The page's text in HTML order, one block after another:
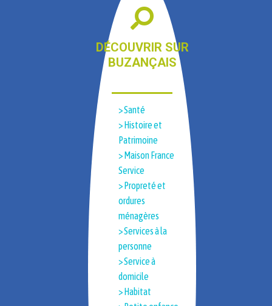
DÉCOUVRIR SUR
BUZANÇAIS
> Santé
> Histoire et
Patrimoine​
> Maison France
Service
> Propreté et
ordures
ménagères
> Services à la
personne
> Service à
domicile
> Habitat